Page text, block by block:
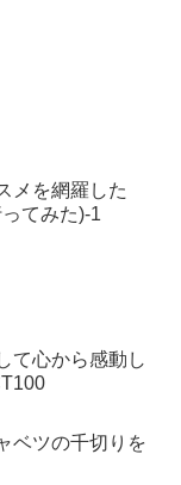
メを網羅した
てみた)-1
て心から感動し
ベツの千切りを